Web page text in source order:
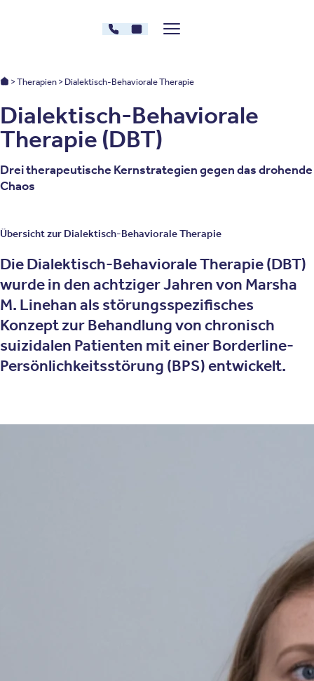
030 - 26478607
Kontakt
Menü zeigen/verstecken
Oberberg Kliniken: Startseite
Therapien Dialektisch-Behaviorale Therapie
Dialektisch-Behaviorale
Therapie (DBT)
Drei therapeutische Kernstrategien gegen das drohende
Chaos
Übersicht zur Dialektisch-Behaviorale Therapie
Die Dialektisch-Behaviorale Therapie (DBT)
wurde in den achtziger Jahren von Marsha
M. Linehan als störungsspezifisches
Konzept zur Behandlung von chronisch
suizidalen Patienten mit einer Borderline-
Persönlichkeitsstörung (BPS) entwickelt.
kognitive Verhaltenstherapie
dar.
Um jedoch den Anforderungen des komplexen Störungsbildes
gerecht zu werden,